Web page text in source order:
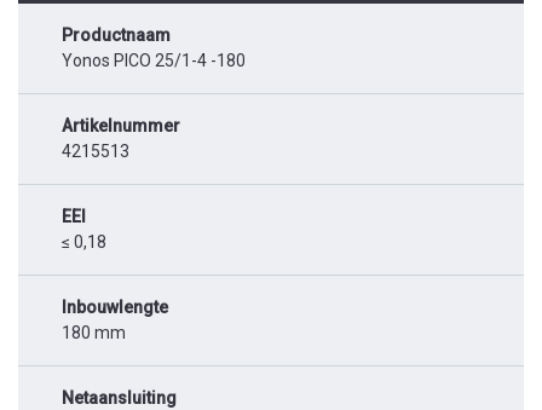
Productnaam
Yonos PICO 25/1-4 -180
Artikelnummer
4215513
EEI
≤ 0,18
Inbouwlengte
180 mm
Netaansluiting